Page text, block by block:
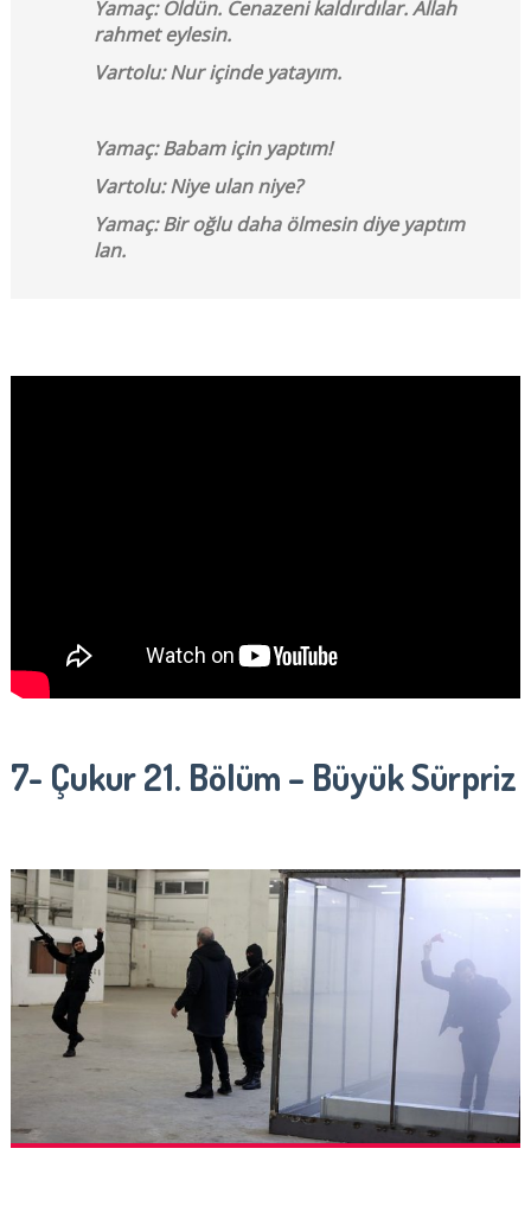
Yamaç: Öldün. Cenazeni kaldırdılar. Allah
rahmet eylesin.
Vartolu: Nur içinde yatayım.
Yamaç: Babam için yaptım!
Vartolu: Niye ulan niye?
Yamaç: Bir oğlu daha ölmesin diye yaptım
lan.
7- Çukur 21. Bölüm – Büyük Sürpriz